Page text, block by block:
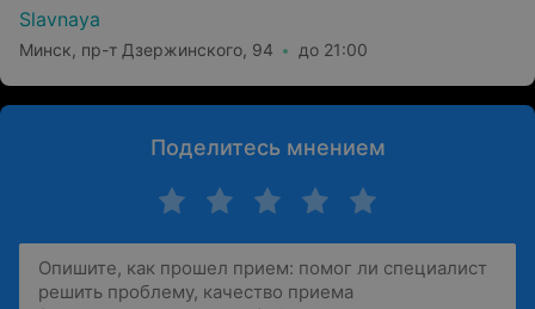
Slavnaya
Минск, пр-т Дзержинского, 94 до 21:00
Поделитесь мнением